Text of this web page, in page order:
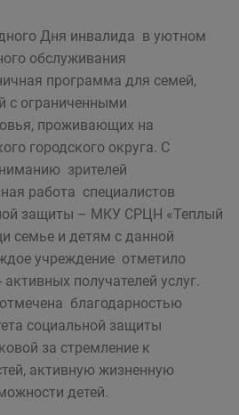
Дня инвалида в уютном
обслуживания
программа для семей,
с ограниченными
проживающих на
городского округа. С
зрителей
работа специалистов
защиты – МКУ СРЦН «Теплый
семье и детям с данной
учреждение отметило
получателей услуг.
благодарностью
социальной защиты
за стремление к
активную жизненную
детей.